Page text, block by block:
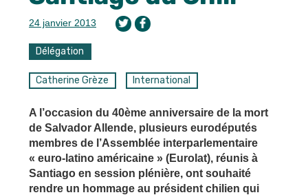
24 janvier 2013
Délégation
Catherine Grèze International
A l’occasion du 40ème anniversaire de la mort
de Salvador Allende, plusieurs eurodéputés
membres de l’Assemblée interparlementaire
« euro-latino américaine » (Eurolat), réunis à
Santiago en session plénière, ont souhaité
rendre un hommage au président chilien qui